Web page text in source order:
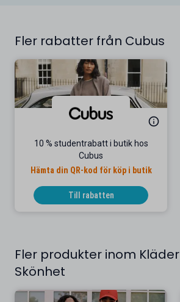
Fler rabatter från Cubus
10 % studentrabatt i butik hos
Cubus
Hämta din QR-kod för köp i butik
Till rabatten
Fler produkter inom
Skönhet